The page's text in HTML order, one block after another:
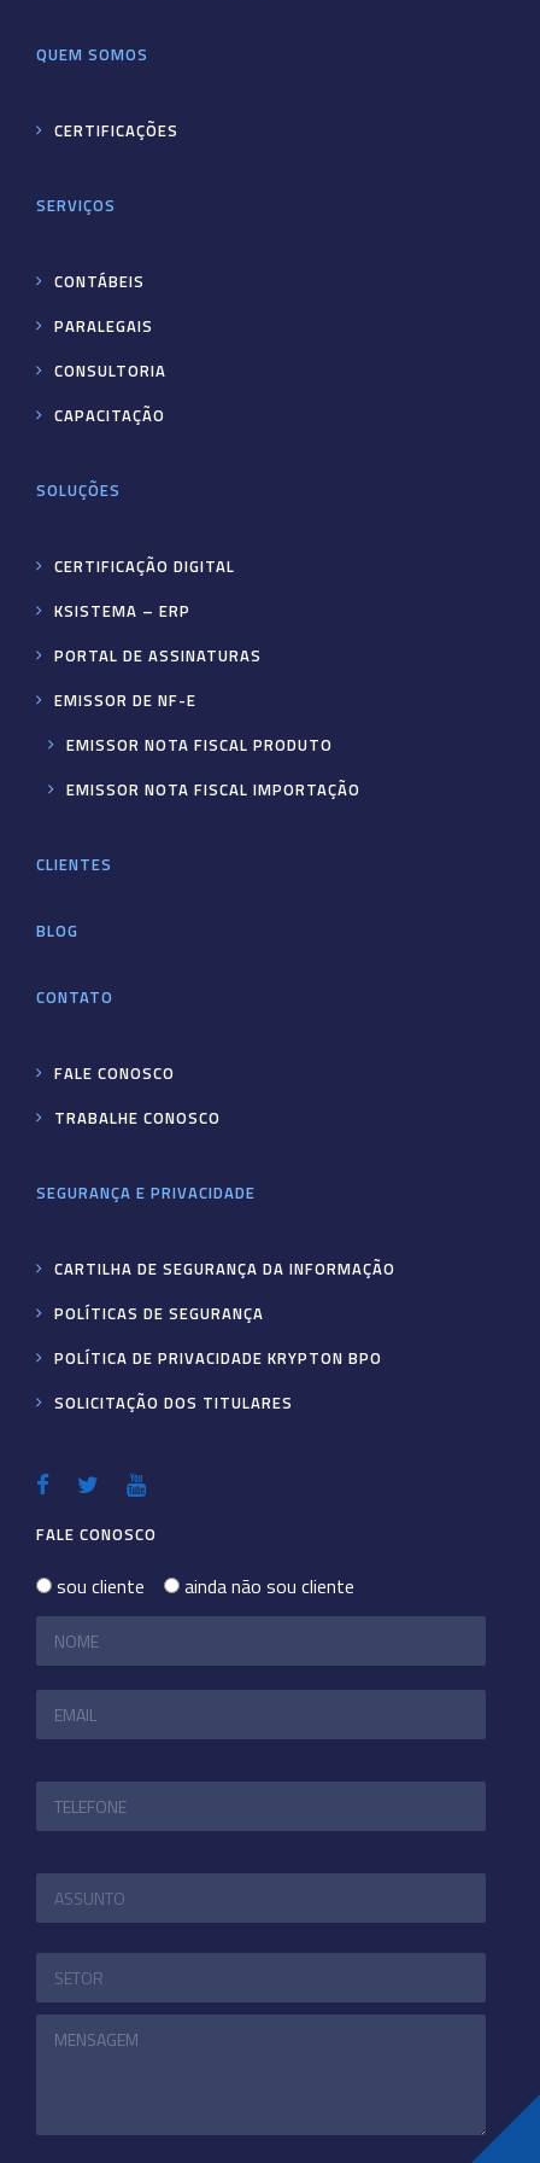
QUEM SOMOS
CERTIFICAÇÕES
SERVIÇOS
CONTÁBEIS
PARALEGAIS
CONSULTORIA
CAPACITAÇÃO
SOLUÇÕES
CERTIFICAÇÃO DIGITAL
KSISTEMA – ERP
PORTAL DE ASSINATURAS
EMISSOR DE NF-E
EMISSOR NOTA FISCAL PRODUTO
EMISSOR NOTA FISCAL IMPORTAÇÃO
CLIENTES
BLOG
CONTATO
FALE CONOSCO
TRABALHE CONOSCO
SEGURANÇA E PRIVACIDADE
CARTILHA DE SEGURANÇA DA INFORMAÇÃO
POLÍTICAS DE SEGURANÇA
POLÍTICA DE PRIVACIDADE KRYPTON BPO
SOLICITAÇÃO DOS TITULARES
FALE CONOSCO
sou cliente ainda não sou cliente